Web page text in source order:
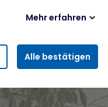
Mehr erfahren
von
die für den
werden. Darunter fällt
einem erneuten
unserer Dienste
Alle bestätigen